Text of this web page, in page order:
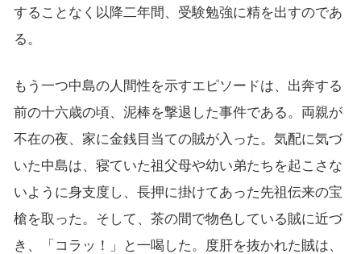
することなく以降二年間、受験勉強に精を出すのであ
る。
もう一つ中島の人間性を示すエピソードは、出奔する
前の十六歳の頃、泥棒を撃退した事件である。両親が
不在の夜、家に金銭目当ての賊が入った。気配に気づ
いた中島は、寝ていた祖父母や幼い弟たちを起こさな
いように身支度し、長押に掛けてあった先祖伝来の宝
槍を取った。そして、茶の間で物色している賊に近づ
き、「コラッ！」と一喝した。度肝を抜かれた賊は、